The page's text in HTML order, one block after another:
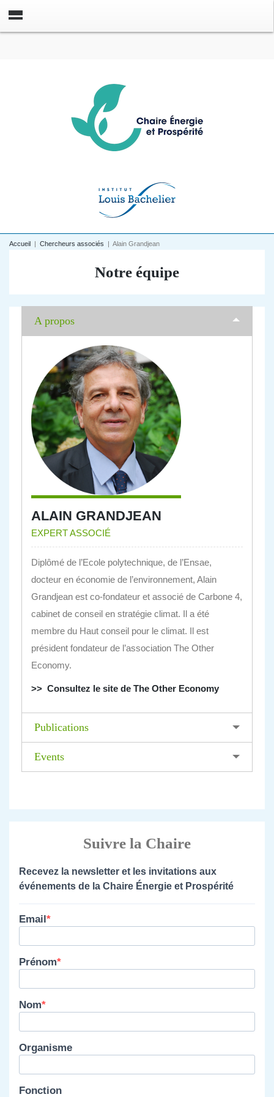
Accueil | Chercheurs associés | Alain Grandjean
Notre équipe
A propos
ALAIN GRANDJEAN
EXPERT ASSOCIÉ
Diplômé de l’Ecole polytechnique, de l’Ensae,
docteur en économie de l’environnement, Alain
Grandjean est co-fondateur et associé de Carbone 4,
cabinet de conseil en stratégie climat. Il a été
membre du Haut conseil pour le climat. Il est
président fondateur de l’association The Other
Economy.
>> Consultez le site de The Other Economy
Publications
Events
Suivre la Chaire
Recevez la newsletter et les invitations aux
événements de la Chaire Énergie et Prospérité
Email
Prénom
Nom
Organisme
Fonction